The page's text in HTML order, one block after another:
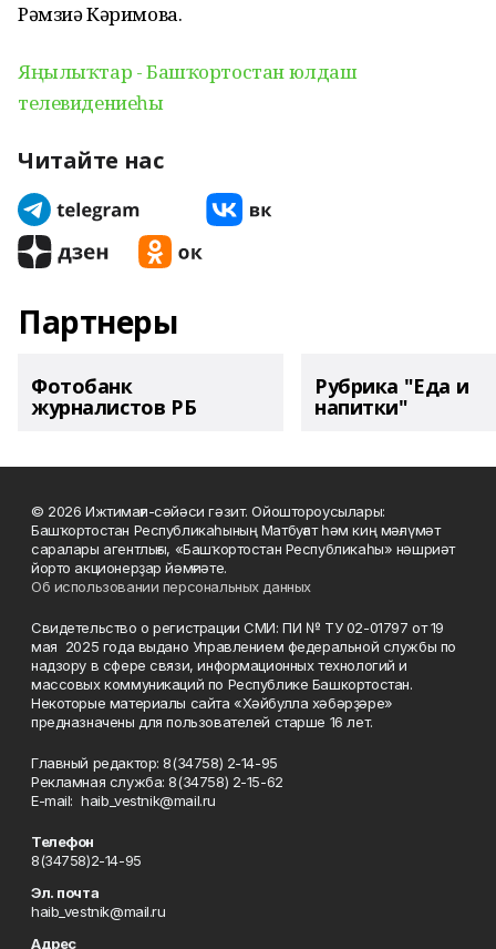
Рәмзиә Кәримова.
Яңылыҡтар - Башҡортостан юлдаш
телевидениеһы
Читайте нас
Партнеры
Фотобанк
журналистов РБ
Рубрика "Еда и
напитки"
© 2026 Ижтимағи-сәйәси гәзит. Ойоштороусылары:
Башҡортостан Республикаһының Матбуғат һәм киң мәғлүмәт
саралары агентлығы, «Башҡортостан Республикаһы» нәшриәт
йорто акционерҙар йәмғиәте.
Об использовании персональных данных
Свидетельство о регистрации СМИ: ПИ № ТУ 02-01797 от 19
мая 2025 года выдано Управлением федеральной службы по
надзору в сфере связи, информационных технологий и
массовых коммуникаций по Республике Башкортостан.
Некоторые материалы сайта «Хәйбулла хәбәрҙәре»
предназначены для пользователей старше 16 лет.
Главный редактор: 8(34758) 2-14-95
Рекламная служба: 8(34758) 2-15-62
Е-mаil: haib_vestnik@mail.ru
Телефон
8(34758)2-14-95
Эл. почта
haib_vestnik@mail.ru
Адрес